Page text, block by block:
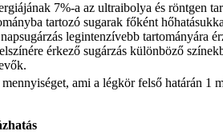
7%-a az ultraibolya és röntgen
tartozó sugarak főként
legintenzívebb tartományára
érkező sugárzás különböző
ami a légkör felső határán 1